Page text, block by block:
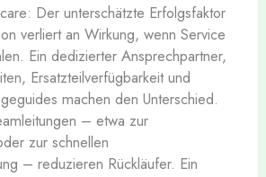
Der unterschätzte Erfolgsfaktor
verliert an Wirkung, wenn Service
Ein dedizierter Ansprechpartner,
Ersatzteilverfügbarkeit und
machen den Unterschied.
– etwa zur
zur schnellen
– reduzieren Rückläufer. Ein